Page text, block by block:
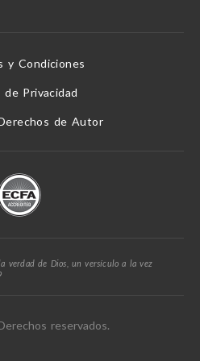
y Condiciones
de Privacidad
de Autor
verdad de Dios, un versículo a la vez
reservados.